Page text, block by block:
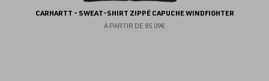
CARHARTT - SWEAT-SHIRT ZIPPÉ CAPUCHE WINDFIGHTER
À PARTIR DE 85.09€